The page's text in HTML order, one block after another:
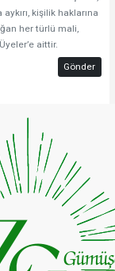
kişilik haklarına
her türlü mali,
aittir.
Gönder